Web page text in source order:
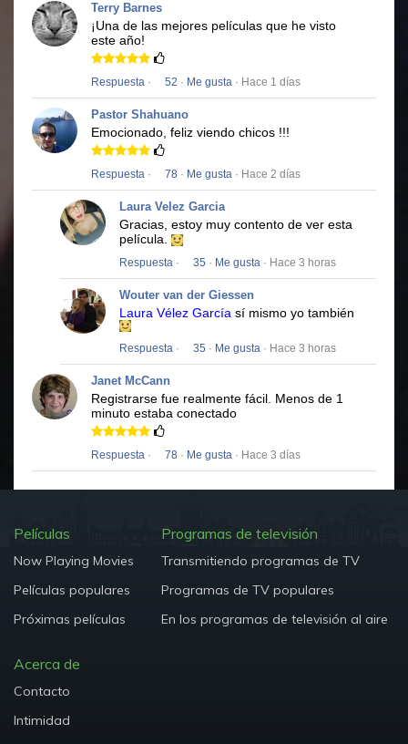
Terry Barnes
¡Una de las mejores películas que he visto
este año!
Respuesta · 52 · Me gusta · Hace 1 días
Pastor Shahuano
Emocionado, feliz viendo chicos !!!
Respuesta · 78 · Me gusta · Hace 2 días
Laura Velez Garcia
Gracias, estoy muy contento de ver esta
película.
Respuesta · 35 · Me gusta · Hace 3 horas
Wouter van der Giessen
Laura Vélez García sí mismo yo también
Respuesta · 35 · Me gusta · Hace 3 horas
Janet McCann
Registrarse fue realmente fácil. Menos de 1
minuto estaba conectado
Respuesta · 78 · Me gusta · Hace 3 días
Películas
Now Playing Movies
Películas populares
Próximas películas
Programas de televisión
Transmitiendo programas de TV
Programas de TV populares
En los programas de televisión al aire
Acerca de
Contacto
Intimidad